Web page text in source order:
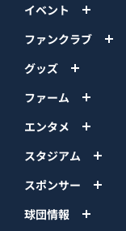
イベント
ファンクラブ
グッズ
ファーム
エンタメ
スタジアム
スポンサー
球団情報